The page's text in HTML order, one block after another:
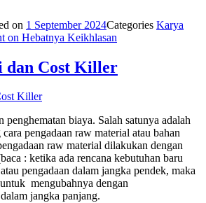
on 1 September 2024Categories Karya
on Hebatnya Keikhlasan
dan Cost Killer
penghematan biaya. Salah satunya adalah
pengadaan raw material atau bahan
raw material dilakukan dengan
: ketika ada rencana kebutuhan baru
pengadaan dalam jangka pendek, maka
mengubahnya dengan
dalam jangka panjang.